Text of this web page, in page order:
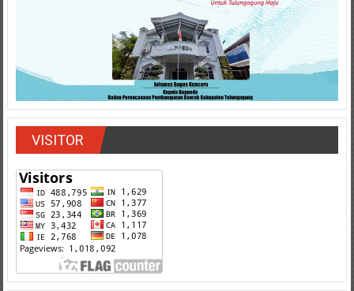
VISITOR